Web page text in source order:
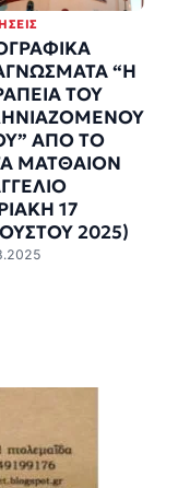
“Η
ΤΟΥ
ΑΠΟ ΤΟ
ΜΑΤΘΑΙΟΝ
17
2025)